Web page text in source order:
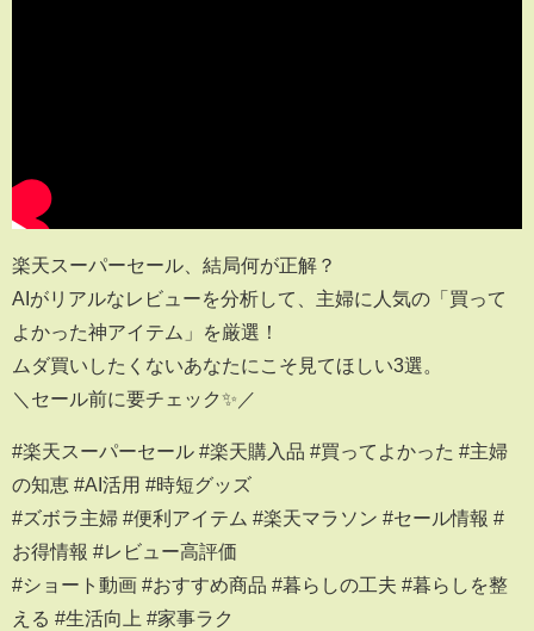
楽天スーパーセール、結局何が正解？
AIがリアルなレビューを分析して、主婦に人気の「買って
よかった神アイテム」を厳選！
ムダ買いしたくないあなたにこそ見てほしい3選。
＼セール前に要チェック✨／
#楽天スーパーセール #楽天購入品 #買ってよかった #主婦
の知恵 #AI活用 #時短グッズ
#ズボラ主婦 #便利アイテム #楽天マラソン #セール情報 #
お得情報 #レビュー高評価
#ショート動画 #おすすめ商品 #暮らしの工夫 #暮らしを整
える #生活向上 #家事ラク